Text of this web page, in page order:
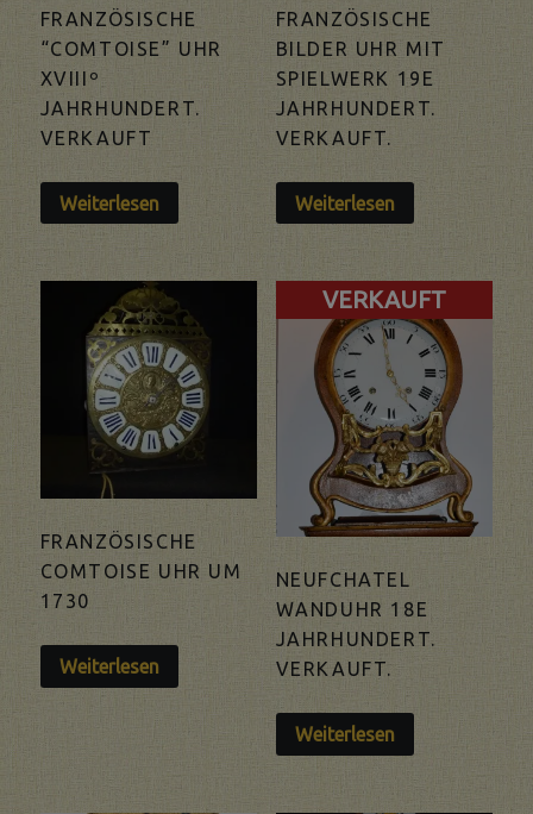
FRANZÖSISCHE
“COMTOISE” UHR
XVIIIº
JAHRHUNDERT.
VERKAUFT
Weiterlesen
FRANZÖSISCHE
BILDER UHR MIT
SPIELWERK 19E
JAHRHUNDERT.
VERKAUFT.
Weiterlesen
FRANZÖSISCHE
COMTOISE UHR UM
1730
Weiterlesen
VERKAUFT
NEUFCHATEL
WANDUHR 18E
JAHRHUNDERT.
VERKAUFT.
Weiterlesen